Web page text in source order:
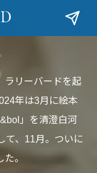
ラリーバードを起
年は3月に絵本
」を清澄白河
て、11月。ついに
。